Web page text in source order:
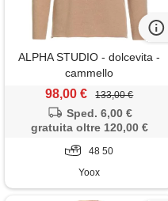
ALPHA STUDIO - dolcevita -
cammello
98,00 € 133,00 €
Sped. 6,00 €
gratuita oltre 120,00 €
48 50
Yoox